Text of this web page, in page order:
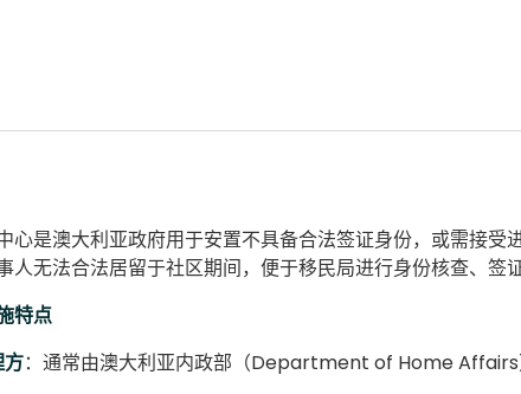
心是澳大利亚政府用于安置不具备合法签证身份，或需接受
人无法合法居留于社区期间，便于移民局进行身份核查、签
特点
方：通常由澳大利亚内政部（Department of Home Affairs